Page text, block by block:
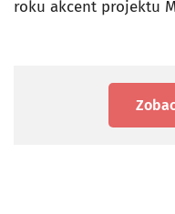
roku akcent projektu